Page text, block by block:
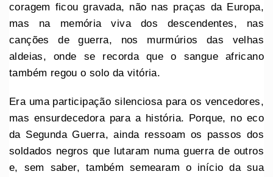
coragem ficou gravada, não nas praças da Europa,
mas na memória viva dos descendentes, nas
canções de guerra, nos murmúrios das velhas
aldeias, onde se recorda que o sangue africano
também regou o solo da vitória.
Era uma participação silenciosa para os vencedores,
mas ensurdecedora para a história. Porque, no eco
da Segunda Guerra, ainda ressoam os passos dos
soldados negros que lutaram numa guerra de outros
e, sem saber, também semearam o início da sua